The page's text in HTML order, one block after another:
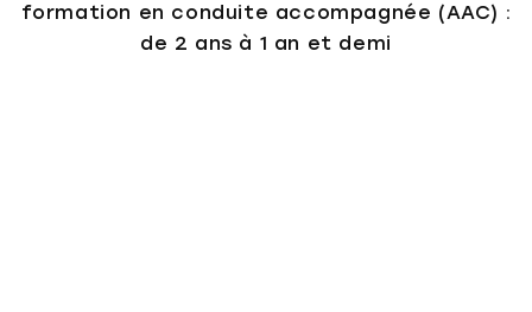
formation en conduite accompagnée (AAC) :
de 2 ans à 1 an et demi